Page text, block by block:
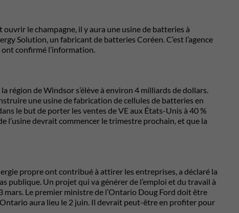
le champagne, il y aura une usine de batteries à
Solution, un fabricant de batteries Coréen. C’est l’agence
confirmé l’information.
région de Windsor s’élève à environ 4 milliards de dollars.
une usine de fabrication de cellules de batteries en
le but de porter les ventes de VE aux États-Unis à 40 %
l’usine devrait commencer le trimestre prochain, et que la
propre ont contribué à attirer les entreprises, a déclaré la
publique. Un projet qui va générer de l’emploi et du travail à
mars. Le premier ministre de l’Ontario Doug Ford doit être
aura lieu le 2 juin. Il devrait peut-être en profiter pour